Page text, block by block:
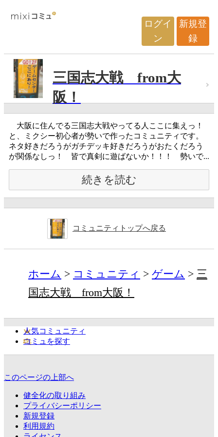
ログイ
ン
新規登
録
三国志大戦 from大
阪！
大阪に住んでる三国志大戦やってる人ここに集えっ！
と、ミクシー初心者が勢いで作ったコミュニティです。
ネタ好きだろうがガチデッキ好きだろうがおたくだろう
が関係なしっ！ 皆で真剣に遊ばないか！！！ 勢いで...
続きを読む
コミュニティトップへ戻る
ホーム コミュニティ ゲーム
三
国志大戦 from大阪！
人気コミュニティ
コミュを探す
このページの上部へ
健全化の取り組み
プライバシーポリシー
新規登録
利用規約